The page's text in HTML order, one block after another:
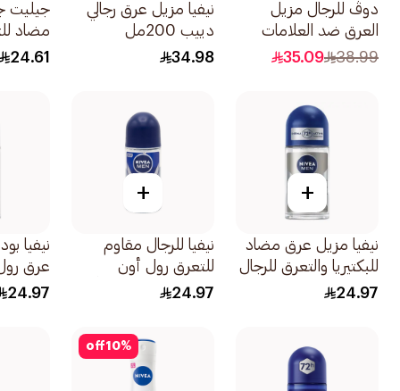
دوڤ للرجال مزيل
العرق ضد العلامات
البيضاء والبقع الصفراء
38.99
35.09
نيفيا مزيل عرق رجالي
دييب 200مل
34.98
جيليت
مضاد
70مل
24.61
+
نيفيا مزيل عرق مضاد
للبكتيريا والتعرق للرجال
50مل
24.97
+
نيفيا للرجال مقاوم
للتعرق رول أون
بانتعاش يدوم طويلاً
24.97
نيفيا
عرق رول
24.97
10%
off